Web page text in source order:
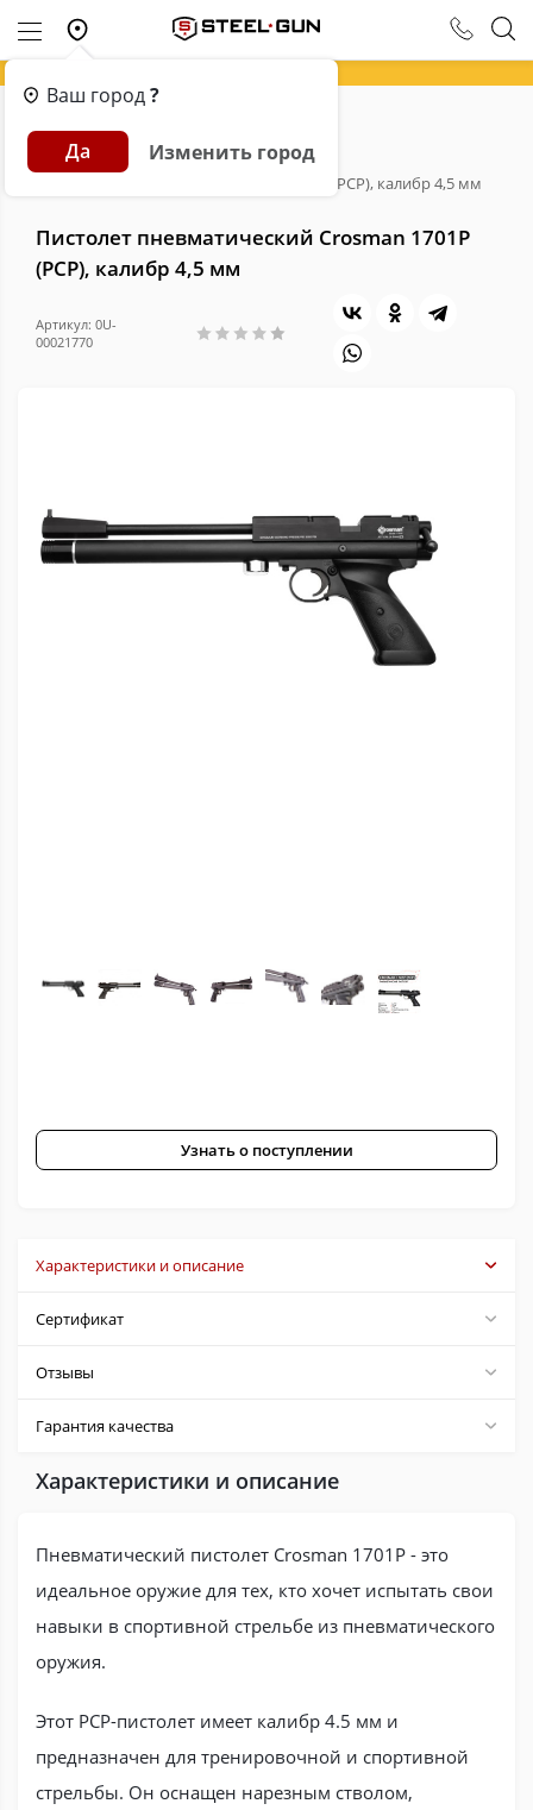
Ваш город?
Да Изменить город
Главная Каталог
Пневматические пистолеты
Пистолет пневматический Crosman 1701P (PCP), калибр 4,5 мм
Пистолет пневматический Crosman 1701P
(PCP), калибр 4,5 мм
Артикул: 0U-
00021770
Узнать о поступлении
Характеристики и описание
Сертификат
Отзывы
Гарантия качества
Характеристики и описание
Пневматический пистолет Crosman 1701P - это
идеальное оружие для тех, кто хочет испытать свои
навыки в спортивной стрельбе из пневматического
оружия.
Этот PCP-пистолет имеет калибр 4.5 мм и
предназначен для тренировочной и спортивной
стрельбы. Он оснащен нарезным стволом,